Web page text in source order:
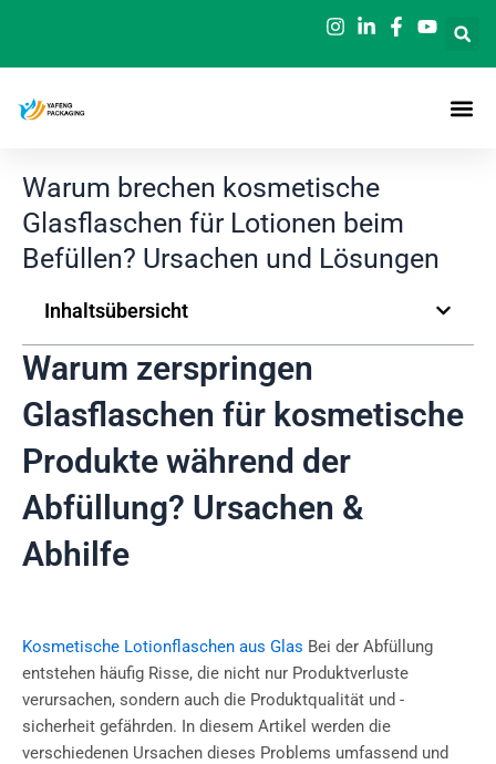
springen
Warum brechen kosmetische
Glasflaschen für Lotionen beim
Befüllen? Ursachen und Lösungen
Inhaltsübersicht
Warum zerspringen
Glasflaschen für kosmetische
Produkte während der
Abfüllung? Ursachen &
Abhilfe
Kosmetische Lotionflaschen aus Glas Bei der Abfüllung
entstehen häufig Risse, die nicht nur Produktverluste
verursachen, sondern auch die Produktqualität und -
sicherheit gefährden. In diesem Artikel werden die
verschiedenen Ursachen dieses Problems umfassend und